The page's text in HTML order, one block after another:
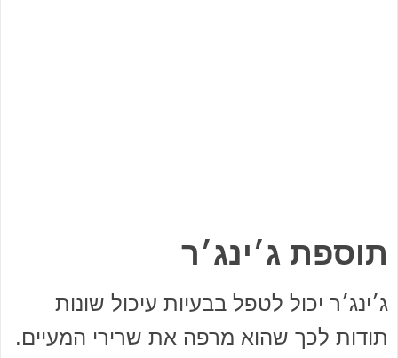
תוספת ג׳ינג׳ר
ג׳ינג׳ר יכול לטפל בבעיות עיכול שונות
תודות לכך שהוא מרפה את שרירי המעיים.